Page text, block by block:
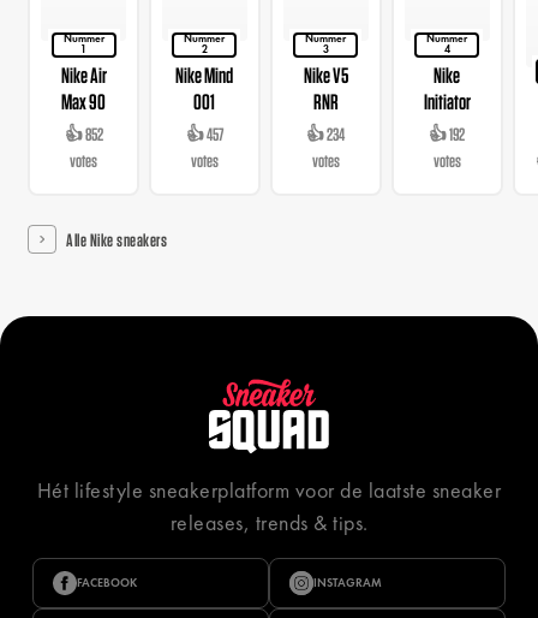
Nummer
1
Nike Air
Max 90
👍 852
votes
Nummer
2
Nike Mind
001
👍 457
votes
Nummer
3
Nike V5
RNR
👍 234
votes
Nummer
4
Nike
Initiator
👍 192
votes
Alle Nike sneakers
Hét lifestyle sneakerplatform voor de laatste sneaker
releases, trends & tips.
FACEBOOK INSTAGRAM